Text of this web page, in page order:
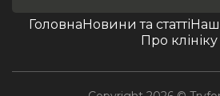
ГоловнаНовини та статті
Про клініку